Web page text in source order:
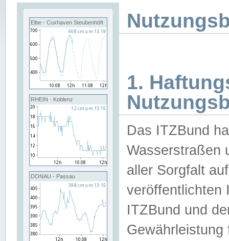
Elbe - Cuxhaven Steubenhöft
RHEIN - Koblenz
DONAU - Passau
1.
Das ITZBund
Wasserstraßen
aller Sorgfalt
veröffentlichten
ITZBund und